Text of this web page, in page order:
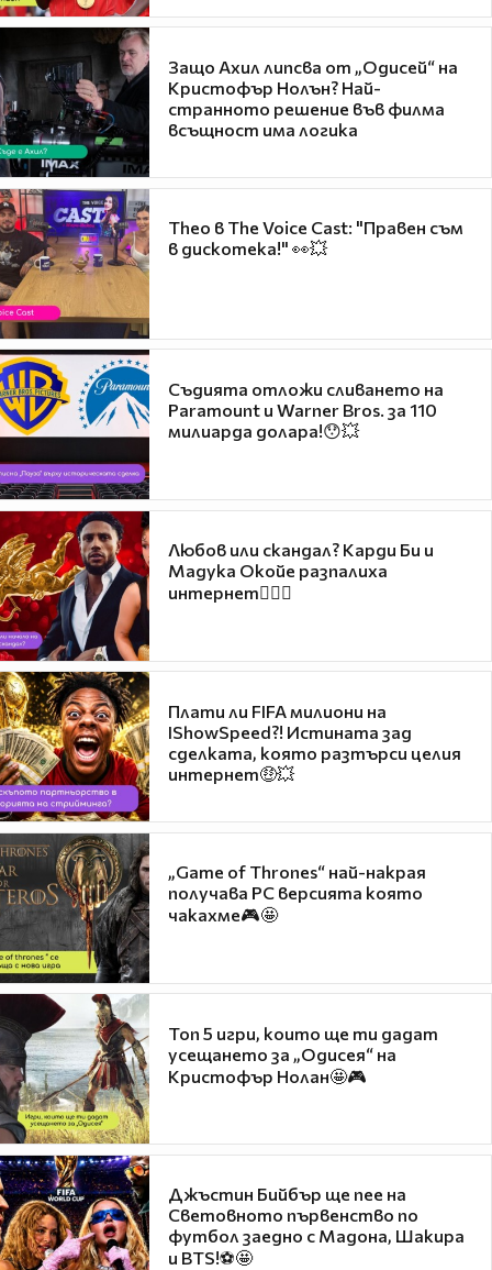
Защо Ахил липсва от „Одисей“ на
Кристофър Нолън? Най-
странното решение във филма
всъщност има логика
Theo в The Voice Cast: "Правен съм
в дискотека!" 👀💥
Съдията отложи сливането на
Paramount и Warner Bros. за 110
милиарда долара!😯💥
Любов или скандал? Карди Би и
Мадука Окойе разпалиха
интернет❤️‍🔥🔥
Плати ли FIFA милиони на
IShowSpeed?! Истината зад
сделката, която разтърси целия
интернет🤑💥
„Game of Thrones“ най-накрая
получава PC версията която
чакахме🎮🤩
Топ 5 игри, които ще ти дадат
усещането за „Одисея“ на
Кристофър Нолан🤩🎮
Джъстин Бийбър ще пее на
Световното първенство по
футбол заедно с Мадона, Шакира
и BTS!⚽🤩